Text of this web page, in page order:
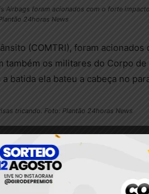
Airbags foram acionados com o forte
24horas News
(COMTRI), foram
também os militares do Corpo
batida ela bateu a cabeça no
tricando. Foto: Plantão 24horas News
chegaram no local fizeram
o hospital para uma avaliação
foram acionados.